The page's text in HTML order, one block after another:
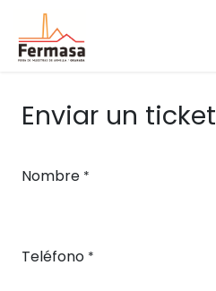
Ir al contenido
Enviar un ticket
Nombre *
Teléfono *